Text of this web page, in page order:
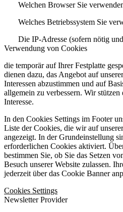
Welchen Browser Sie
Welches Betriebssystem Sie
Die IP-Adresse (sofern nötig
Verwendung von Cookies
die temporär auf Ihrer Festplatte
dienen dazu, das Angebot auf
Interessen abzustimmen und auf
allgemein zu verbessern. Wir stützen
Interesse.
In den Cookies Settings im Footer
Liste der Cookies, die wir auf
angezeigt. In der Grundeinstellung
erforderlichen Cookies aktiviert.
bestimmen Sie, ob Sie das Setzen
Besuch unserer Website zulassen.
jederzeit über das Cookie Banner
Cookies Settings
Newsletter Provider